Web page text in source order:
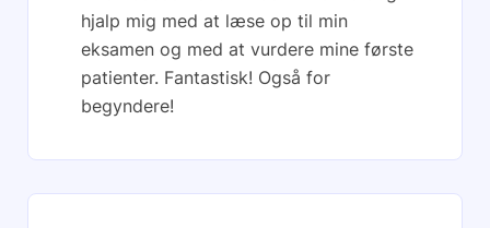
hjalp mig med at læse op til min
eksamen og med at vurdere mine første
patienter. Fantastisk! Også for
begyndere!